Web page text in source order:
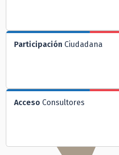
Participación Ciudadana
Acceso Consultores